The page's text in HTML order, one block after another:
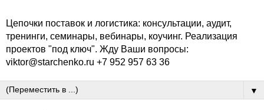
Цепочки поставок и логистика: консультации, аудит,
тренинги, семинары, вебинары, коучинг. Реализация
проектов "под ключ". Жду Ваши вопросы:
viktor@starchenko.ru +7 952 957 63 36
▼